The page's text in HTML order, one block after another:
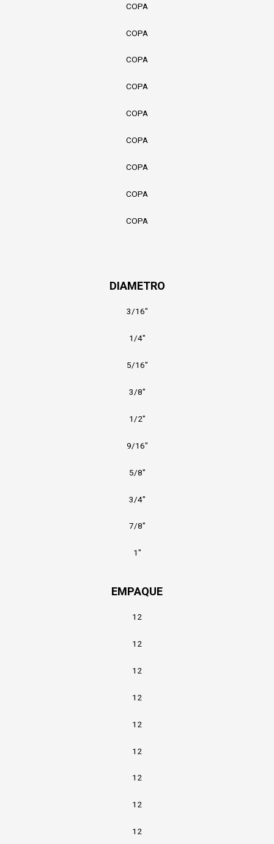
COPA
COPA
COPA
COPA
COPA
COPA
COPA
COPA
COPA
DIAMETRO
3/16″
1/4″
5/16″
3/8″
1/2″
9/16″
5/8″
3/4″
7/8″
1″
EMPAQUE
12
12
12
12
12
12
12
12
12